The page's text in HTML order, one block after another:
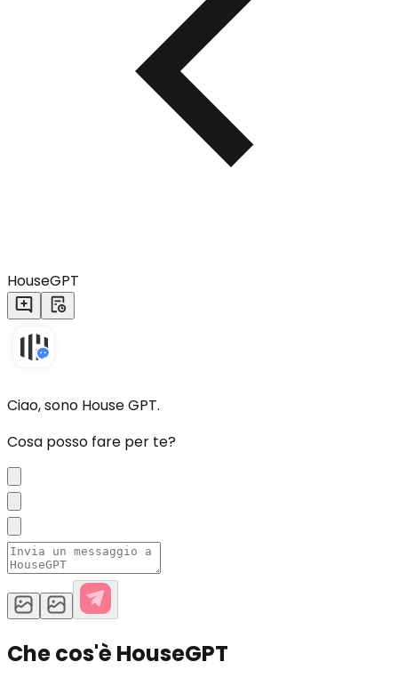
HouseGPT
Ciao, sono House GPT.
Cosa posso fare per te?
Che cos'è HouseGPT